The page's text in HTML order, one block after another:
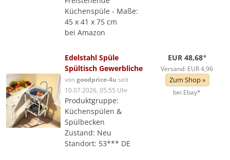
Küchenspüle - Maße:
45 x 41 x 75 cm
bei Amazon
Edelstahl Spüle
Spültisch Gewerbliche
vongoodprice-4u seit
10.07.2026, 05:55 Uhr
Produktgruppe:
Küchenspülen &
Spülbecken
Zustand: Neu
Standort: 53*** DE
EUR 48,68*
Versand: EUR 4,96
Zum Shop »
bei Ebay*